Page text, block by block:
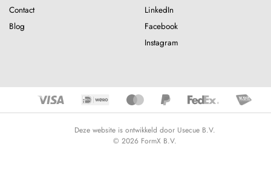
Contact
Blog
LinkedIn
Facebook
Instagram
Deze website is ontwikkeld door Usecue B.V.
© 2026 FormX B.V.